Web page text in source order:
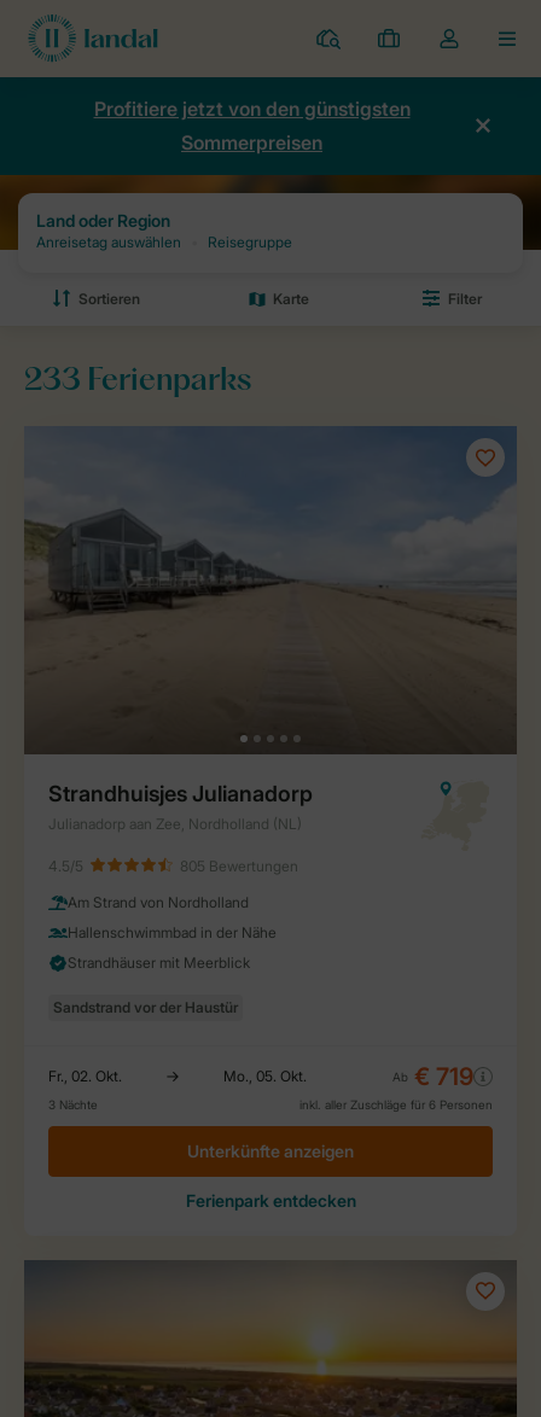
Ferienparks
Meine
Buchungen
Dropdown-
Menü
Kontos
Profitiere jetzt von den günstigsten
Sommerpreisen